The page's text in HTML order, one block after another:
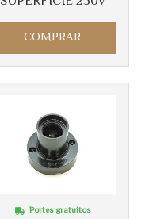
COMPRAR
Portes gratuitos